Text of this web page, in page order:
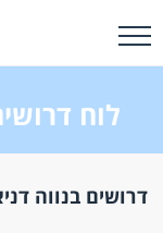
לוח
דרושים בנווה